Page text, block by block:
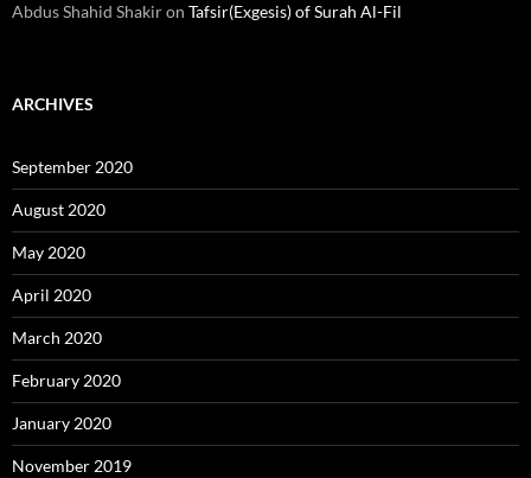
Abdus Shahid Shakiron Tafsir(Exgesis) of Surah Al-Fil
ARCHIVES
September 2020
August 2020
May 2020
April 2020
March 2020
February 2020
January 2020
November 2019